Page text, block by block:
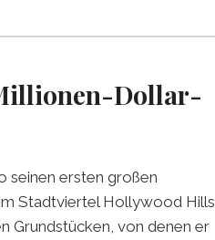
Dollar-
seinen ersten großen
Stadtviertel Hollywood Hills
Grundstücken, von denen er